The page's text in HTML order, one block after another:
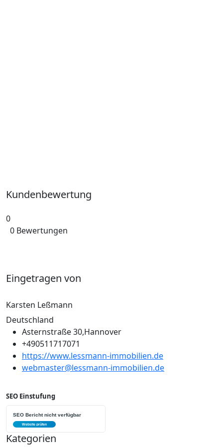
Kundenbewertung
0
0 Bewertungen
Eingetragen von
Karsten Leßmann
Deutschland
Asternstraße 30,Hannover
+490511717071
https://www.lessmann-immobilien.de
webmaster@lessmann-immobilien.de
SEO Einstufung
Kategorien